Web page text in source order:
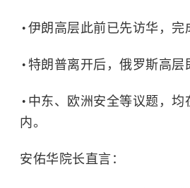
伊朗高层此前已先访华，完
特朗普离开后，俄罗斯高层
中东、欧洲安全等议题，均
内。
安佑华院长直言：